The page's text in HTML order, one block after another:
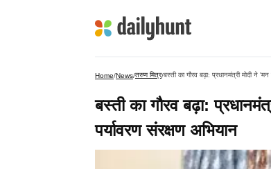
Home/News/तरुण मित्र/बस्ती का गौरव बढ़ा: प्रधानमंत्री मोदी ने
बस्ती का गौरव बढ़ा:
पर्यावरण संरक्षण अभियान